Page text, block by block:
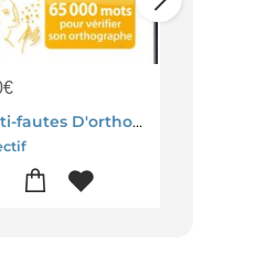
€
L'anti-fautes D'orthographe